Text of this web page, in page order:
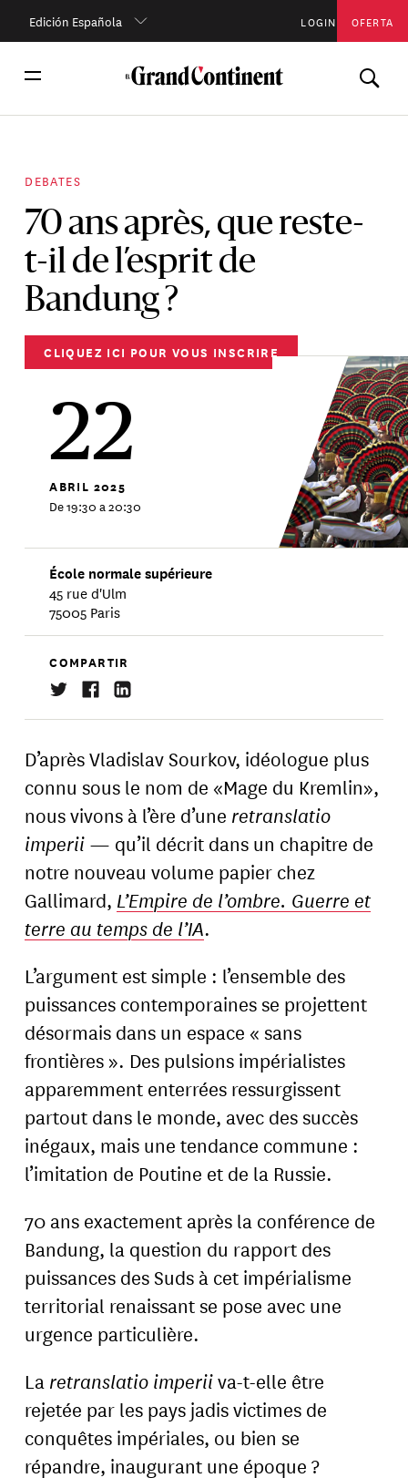
Edición Española LOGIN OFERTA
DEBATES
70 ans après, que reste-
t-il de l’esprit de
Bandung ?
CLIQUEZ ICI POUR VOUS INSCRIRE
22
ABRIL 2025
De 19:30 a 20:30
École normale supérieure
45 rue d'Ulm
75005 Paris
COMPARTIR
D’après Vladislav Sourkov, idéologue plus
connu sous le nom de «Mage du Kremlin»,
nous vivons à l’ère d’une retranslatio
imperii — qu’il décrit dans un chapitre de
notre nouveau volume papier chez
Gallimard, L’Empire de l’ombre. Guerre et
terre au temps de l’IA.
L’argument est simple : l’ensemble des
puissances contemporaines se projettent
désormais dans un espace « sans
frontières ». Des pulsions impérialistes
apparemment enterrées ressurgissent
partout dans le monde, avec des succès
inégaux, mais une tendance commune :
l’imitation de Poutine et de la Russie.
70 ans exactement après la conférence de
Bandung, la question du rapport des
puissances des Suds à cet impérialisme
territorial renaissant se pose avec une
urgence particulière.
La retranslatio imperiiva-t-elle être
rejetée par les pays jadis victimes de
conquêtes impériales, ou bien se
répandre, inaugurant une époque ?